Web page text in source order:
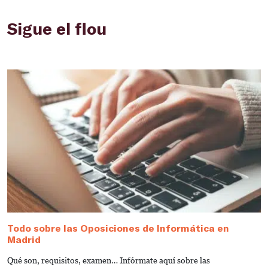
Sigue el flou
Todo sobre las Oposiciones de Informática en
Madrid
Qué son, requisitos, examen… Infórmate aquí sobre las